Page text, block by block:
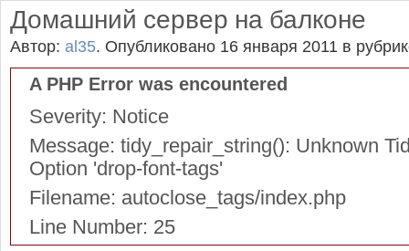
Домашний сервер на балконе
Автор: al35. Опубликовано 16 января 2011 в
A PHP Error was encountered
Severity: Notice
Message: tidy_repair_string(): Unknown
Option 'drop-font-tags'
Filename: autoclose_tags/index.php
Line Number: 25